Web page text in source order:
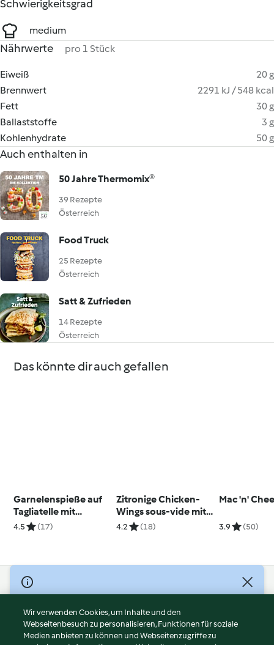
Schwierigkeitsgrad
medium
Nährwerte pro 1 Stück
Eiweiß
20 g
Brennwert
2291 kJ / 548 kcal
Fett
30 g
Ballaststoffe
3 g
Kohlenhydrate
50 g
Auch enthalten in
50 Jahre Thermomix®
39 Rezepte
Österreich
Food Truck
25 Rezepte
Österreich
Satt & Zufrieden
14 Rezepte
Österreich
Das könnte dir auch gefallen
Garnelenspieße auf
Tagliatelle mit
zweierlei Pesto
4.5 (17)
Zitronige Chicken-
Wings sous-vide mit
Erdäpfeln
4.2 (18)
Mac 'n'
3.9 (50)
© Copyright 2026
Nutzungsbedingungen
Datenschutzrichtlinien
Disclaimer
Wir verwenden Cookies, um Inhalte und den
Webseitenbesuch zu personalisieren, Funktionen für soziale
Medien anbieten zu können und Webseitenzugriffe zu